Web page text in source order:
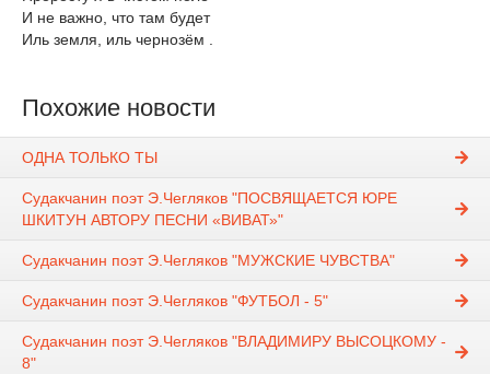
И не важно, что там будет
Иль земля, иль чернозём .
Похожие новости
ОДНА ТОЛЬКО ТЫ
Судакчанин поэт Э.Чегляков "ПОСВЯЩАЕТСЯ ЮРЕ
ШКИТУН АВТОРУ ПЕСНИ «ВИВАТ»"
Судакчанин поэт Э.Чегляков "МУЖСКИЕ ЧУВСТВА"
Судакчанин поэт Э.Чегляков "ФУТБОЛ - 5"
Судакчанин поэт Э.Чегляков "ВЛАДИМИРУ ВЫСОЦКОМУ -
8"